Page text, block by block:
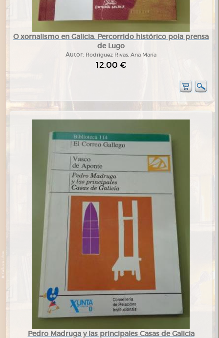
O xornalismo en Galicia. Percorrido histórico pola prensa
de Lugo
Autor: Rodríguez Rivas, Ana María
12,00 €
Pedro Madruga y las principales Casas de Galicia